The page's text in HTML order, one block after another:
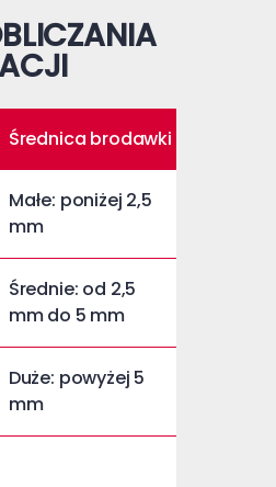
Średnica brodawki
Małe: poniżej 2,5
mm
Średnie: od 2,5
mm do 5 mm
Duże: powyżej 5
mm